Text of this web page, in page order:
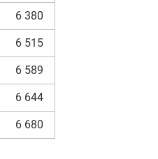
6 380
6 515
6 589
6 644
6 680